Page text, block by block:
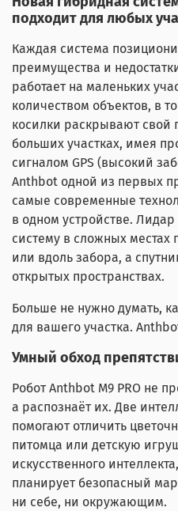
подходит для любых
Каждая система
преимущества и
работает на маленьких
количеством объектов, в
косилки раскрывают свой
больших участках, имея
сигналом GPS (высокий
Anthbot одной из первых
самые современные
в одном устройстве.
систему в сложных местах
или вдоль забора, а
открытых пространствах.
Больше не нужно думать,
для вашего участка.
Умный обход
Робот Anthbot M9 PRO не
а распознаёт их. Две
помогают отличить
питомца или детскую
искусственного
планирует безопасный
ни себе, ни окружающим.